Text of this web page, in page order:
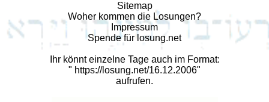
Sitemap
Woher kommen die Losungen?
Impressum
Spende für losung.net
Ihr könnt einzelne Tage auch im Format:
" https://losung.net/16.12.2006"
aufrufen.